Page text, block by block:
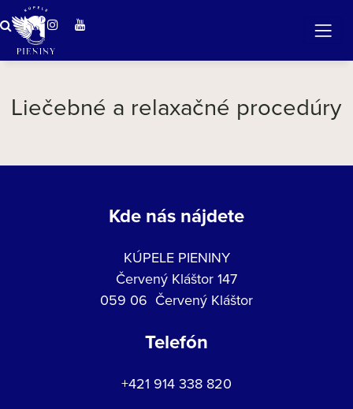
Zázračná voda v Pieninách
Liečebné a relaxačné procedúry
Kde nás nájdete
KÚPELE PIENINY
Červený Kláštor 147
059 06 Červený Kláštor
Telefón
+421 914 338 820